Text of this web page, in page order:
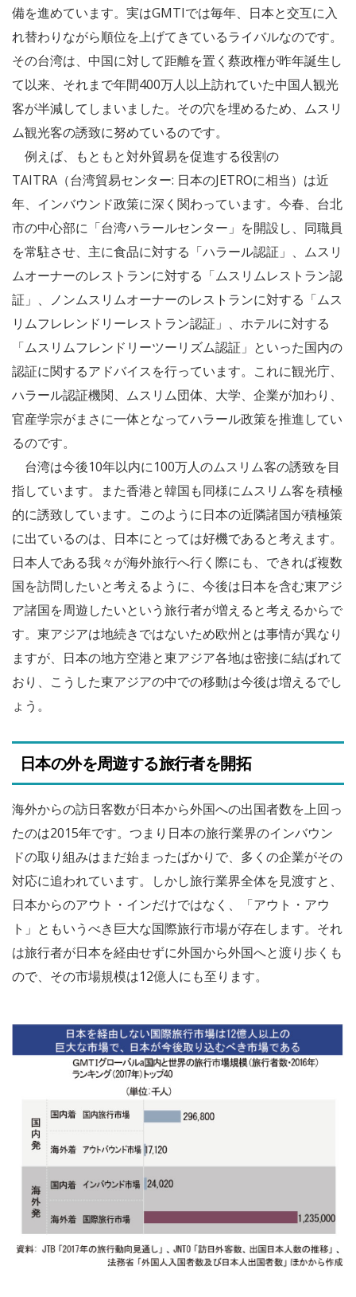
備を進めています。実はGMTIでは毎年、日本と交互に入
れ替わりながら順位を上げてきているライバルなのです。
その台湾は、中国に対して距離を置く蔡政権が昨年誕生し
て以来、それまで年間400万人以上訪れていた中国人観光
客が半減してしまいました。その穴を埋めるため、ムスリ
ム観光客の誘致に努めているのです。
例えば、もともと対外貿易を促進する役割の
TAITRA（台湾貿易センター: 日本のJETROに相当）は近
年、インバウンド政策に深く関わっています。今春、台北
市の中心部に「台湾ハラールセンター」を開設し、同職員
を常駐させ、主に食品に対する「ハラール認証」、ムスリ
ムオーナーのレストランに対する「ムスリムレストラン認
証」、ノンムスリムオーナーのレストランに対する「ムス
リムフレレンドリーレストラン認証」、ホテルに対する
「ムスリムフレンドリーツーリズム認証」といった国内の
認証に関するアドバイスを行っています。これに観光庁、
ハラール認証機関、ムスリム団体、大学、企業が加わり、
官産学宗がまさに一体となってハラール政策を推進してい
るのです。
台湾は今後10年以内に100万人のムスリム客の誘致を目
指しています。また香港と韓国も同様にムスリム客を積極
的に誘致しています。このように日本の近隣諸国が積極策
に出ているのは、日本にとっては好機であると考えます。
日本人である我々が海外旅行へ行く際にも、できれば複数
国を訪問したいと考えるように、今後は日本を含む東アジ
ア諸国を周遊したいという旅行者が増えると考えるからで
す。東アジアは地続きではないため欧州とは事情が異なり
ますが、日本の地方空港と東アジア各地は密接に結ばれて
おり、こうした東アジアの中での移動は今後は増えるでし
ょう。
日本の外を周遊する旅行者を開拓
海外からの訪日客数が日本から外国への出国者数を上回っ
たのは2015年です。つまり日本の旅行業界のインバウン
ドの取り組みはまだ始まったばかりで、多くの企業がその
対応に追われています。しかし旅行業界全体を見渡すと、
日本からのアウト・インだけではなく、「アウト・アウ
ト」ともいうべき巨大な国際旅行市場が存在します。それ
は旅行者が日本を経由せずに外国から外国へと渡り歩くも
ので、その市場規模は12億人にも至ります。